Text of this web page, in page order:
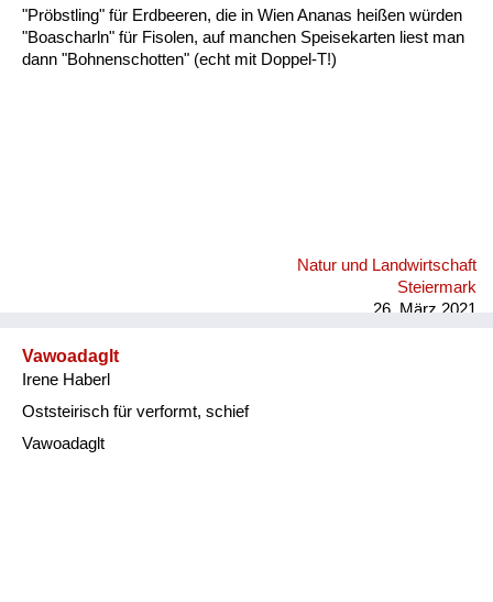
"Pröbstling" für Erdbeeren, die in Wien Ananas heißen würden
"Boascharln" für Fisolen, auf manchen Speisekarten liest man
dann "Bohnenschotten" (echt mit Doppel-T!)
Natur und Landwirtschaft
Steiermark
26. März 2021
Vawoadaglt
Irene Haberl
Oststeirisch für verformt, schief
Vawoadaglt